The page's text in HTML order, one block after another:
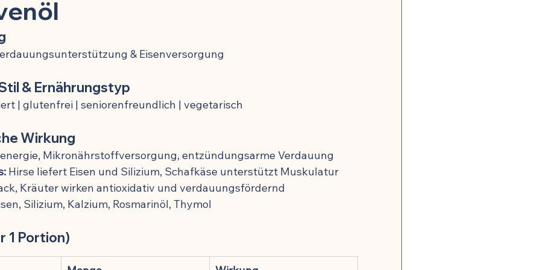
Chronisch-entzündliche Erkrankungen
Schmerzmittel & Entzündungshemmung
Krafttraining & Muskelaufbau
🍽️ Rezepte für Muskelaufbau 🍽️ Rezepte für Hormonbalance
🍽️ Rezepte für Energie & Leistung
& Eisenversorgung
& Ernährungstyp
| glutenfrei | seniorenfreundlich | vegetarisch
Wirkung
Mikronährstoffversorgung, entzündungsarme Verdauung
Hirse liefert Eisen und Silizium, Schafkäse unterstützt Muskulatur
Kräuter wirken antioxidativ und verdauungsfördernd
Silizium, Kalzium, Rosmarinöl, Thymol
1 Portion)